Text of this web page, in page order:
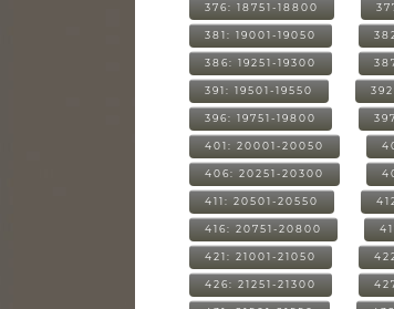
376: 18751-18800
381: 19001-19050
386: 19251-19300
391: 19501-19550
396: 19751-19800
401: 20001-20050
406: 20251-20300
411: 20501-20550
416: 20751-20800
421: 21001-21050
426: 21251-21300